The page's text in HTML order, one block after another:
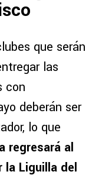
que serán
las
con
deberán ser
lo que
regresará al
la Liguilla del